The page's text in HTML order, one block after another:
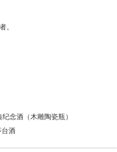
。
念酒（木雕陶瓷瓶）
台酒